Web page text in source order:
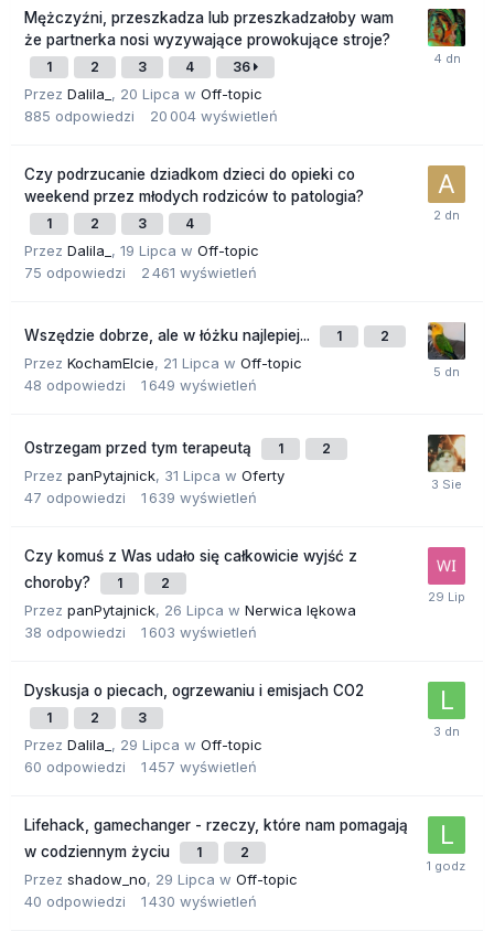
Mężczyźni, przeszkadza lub przeszkadzałoby wam
że partnerka nosi wyzywające prowokujące stroje?
1 2 3 4 36
Przez Dalila_ , 20 Lipca w Off-topic
885 odpowiedzi 20 004 wyświetleń
Czy podrzucanie dziadkom dzieci do opieki co
weekend przez młodych rodziców to patologia?
1 2 3 4
Przez Dalila_ , 19 Lipca w Off-topic
75 odpowiedzi 2 461 wyświetleń
Wszędzie dobrze, ale w łóżku najlepiej... 1 2
Przez KochamElcie, 21 Lipca w Off-topic
48 odpowiedzi 1 649 wyświetleń
Ostrzegam przed tym terapeutą 1 2
Przez panPytajnick, 31 Lipca w Oferty
47 odpowiedzi 1 639 wyświetleń
Czy komuś z Was udało się całkowicie wyjść z
choroby?
1 2
Przez panPytajnick, 26 Lipca w Nerwica lękowa
38 odpowiedzi 1 603 wyświetleń
Dyskusja o piecach, ogrzewaniu i emisjach CO2
1 2 3
Przez Dalila_ , 29 Lipca w Off-topic
60 odpowiedzi 1 457 wyświetleń
Lifehack, gamechanger - rzeczy, które nam pomagają
w codziennym życiu
1 2
Przez shadow_no, 29 Lipca w Off-topic
40 odpowiedzi 1 430 wyświetleń